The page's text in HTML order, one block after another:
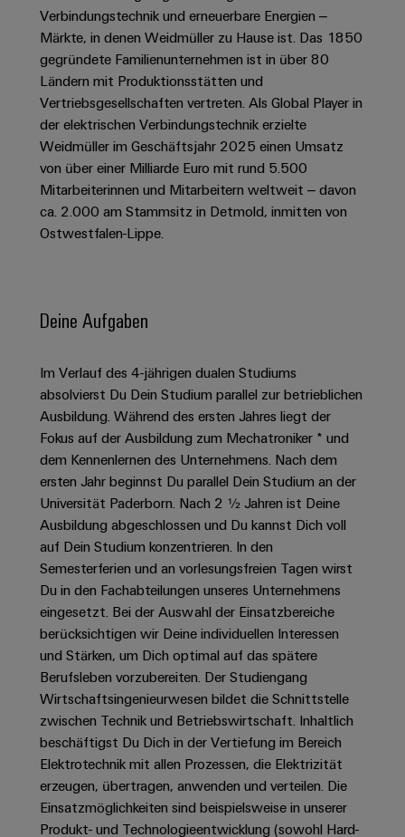
und
-
verteilung
Stabilität
und
Sicherheit
moderne
Energienetze
Gebäudeinfrastruktur
Lösungen
für
der
Gerätehersteller
Innovative
Verbindungslösungen
für
Geräte
Konventionelle
Energieerzeugung
Zukunftssicherheit
für
bewährte
Energieerzeugung
Maschinenbau
Lösungen
für
verschiedene
Segmente
der
Maschinen
und
Fabrikautomation
Öl
&
und
Feldebene
Feldverdrahtung
Smart
Cabinet
Building
Smart
Metering
Workplace
Systeme
und
Lösungen
Dezentrale
Automatisierung
Energiemanagement-
Lösungen
IIoT
&
Automation
Software
Industrial
Analytics
Industrial
Automation
&
Migrationslösungen
Serviceschnittstellen
Verteilerboxen
Elektronik
Koppelrelais
Trennverstärker
und
Stromversorgungen
Elektronikgehäuse
Blitz-
und
Überspannungsschutz
PV
Generatoranschlusskasten
Feldbusverteiler
Automatisierung
&
Software
Steuerungen
I/O-
Connectivity
Consulting
Digitales
Engineering
Weidmüller
Configurator
PCB
Connector
Services
Support
Technischer
Support
Umweltbezogene
Produktkonformität
Engineering
Daten
Technische
Produktkataloge
Reparatur
und
Ersatzteile
Trainings
und
Webinare
PSIRT
Messen
Newsletter
Anmeldung
Kundenservice
Webshop
Preisliste
Weidmüller
Welt
Orange
Mag
|
Kundenmagazin
Länder
Management
Presse
Unternehmensmeldungen
Fachpressemeldungen
Pressekontakt
Unsere
Partner
IIoT
and
Automation
Partner
Netzwerk
IIoT
and
Automation
Solution
Stellen
für
Studierende
Für
Schülerinnen
und
Schüler
Ausbildung
Erfolgreiche
Karrierewege
Offene
Ausbildungs-
und
Studienplätze
Veranstaltungen
Aktuelle
Termine
Workshops
für
Schulklassen
Verbindungstechnik und erneuerbare Energien –
Märkte, in denen Weidmüller zu Hause ist. Das 1850
gegründete Familienunternehmen ist in über 80
Ländern mit Produktionsstätten und
Vertriebsgesellschaften vertreten. Als Global Player in
der elektrischen Verbindungstechnik erzielte
Weidmüller im Geschäftsjahr 2025 einen Umsatz
von über einer Milliarde Euro mit rund 5.500
Mitarbeiterinnen und Mitarbeitern weltweit – davon
ca. 2.000 am Stammsitz in Detmold, inmitten von
Ostwestfalen-Lippe.
Deine Aufgaben
Im Verlauf des 4-jährigen dualen Studiums
absolvierst Du Dein Studium parallel zur betrieblichen
Ausbildung. Während des ersten Jahres liegt der
Fokus auf der Ausbildung zum Mechatroniker * und
dem Kennenlernen des Unternehmens. Nach dem
ersten Jahr beginnst Du parallel Dein Studium an der
Universität Paderborn. Nach 2 ½ Jahren ist Deine
Ausbildung abgeschlossen und Du kannst Dich voll
auf Dein Studium konzentrieren. In den
Semesterferien und an vorlesungsfreien Tagen wirst
Du in den Fachabteilungen unseres Unternehmens
eingesetzt. Bei der Auswahl der Einsatzbereiche
berücksichtigen wir Deine individuellen Interessen
und Stärken, um Dich optimal auf das spätere
Berufsleben vorzubereiten. Der Studiengang
Wirtschaftsingenieurwesen bildet die Schnittstelle
zwischen Technik und Betriebswirtschaft. Inhaltlich
beschäftigst Du Dich in der Vertiefung im Bereich
Elektrotechnik mit allen Prozessen, die Elektrizität
erzeugen, übertragen, anwenden und verteilen. Die
Einsatzmöglichkeiten sind beispielsweise in unserer
Produkt- und Technologieentwicklung (sowohl Hard-